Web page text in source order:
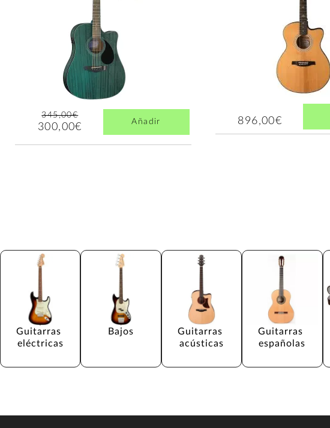
345,00€
300,00€ Añadir 896,00€
Guitarras
eléctricas
Bajos
Guitarras
acústicas
Guitarras
españolas